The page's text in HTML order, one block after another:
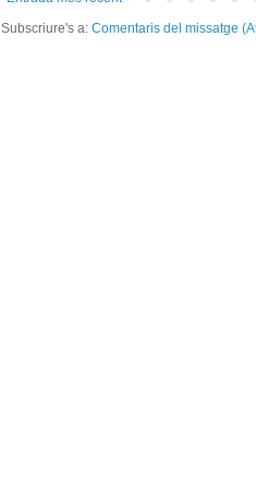
Subscriure's a: Comentaris del missatge